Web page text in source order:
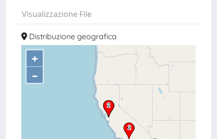
Visualizzazione File
Distribuzione geografica
+
–